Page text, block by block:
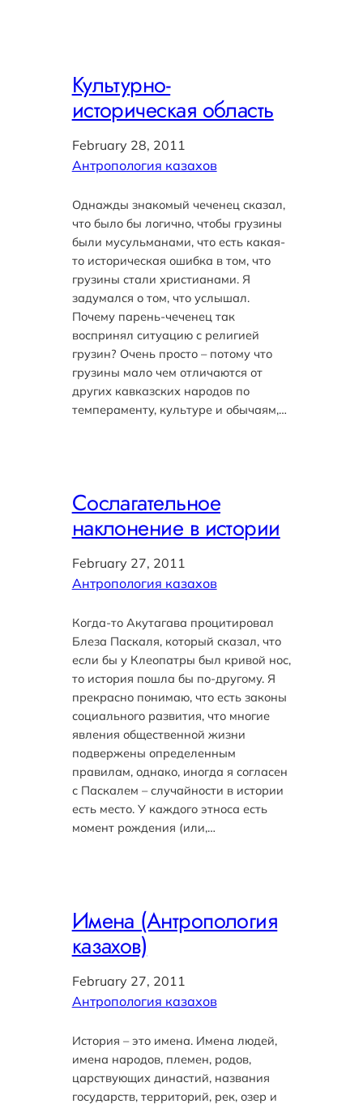
Культурно-
историческая область
February 28, 2011
Антропология казахов
Однажды знакомый чеченец сказал,
что было бы логично, чтобы грузины
были мусульманами, что есть какая-
то историческая ошибка в том, что
грузины стали христианами. Я
задумался о том, что услышал.
Почему парень-чеченец так
воспринял ситуацию с религией
грузин? Очень просто – потому что
грузины мало чем отличаются от
других кавказских народов по
темпераменту, культуре и обычаям,…
Сослагательное
наклонение в истории
February 27, 2011
Антропология казахов
Когда-то Акутагава процитировал
Блеза Паскаля, который сказал, что
если бы у Клеопатры был кривой нос,
то история пошла бы по-другому. Я
прекрасно понимаю, что есть законы
социального развития, что многие
явления общественной жизни
подвержены определенным
правилам, однако, иногда я согласен
с Паскалем – случайности в истории
есть место. У каждого этноса есть
момент рождения (или,…
Имена (Антропология
казахов)
February 27, 2011
Антропология казахов
История – это имена. Имена людей,
имена народов, племен, родов,
царствующих династий, названия
государств, территорий, рек, озер и